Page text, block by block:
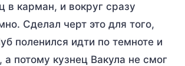
в карман, и вокруг сразу
Сделал черт это для того,
поленился идти по темноте и
а потому кузнец Вакула не смог